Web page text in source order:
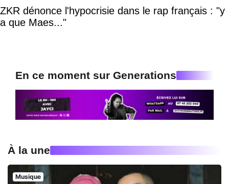
ZKR dénonce l'hypocrisie dans le rap français : "y
a que Maes..."
En ce moment sur Generations
À la une
Musique